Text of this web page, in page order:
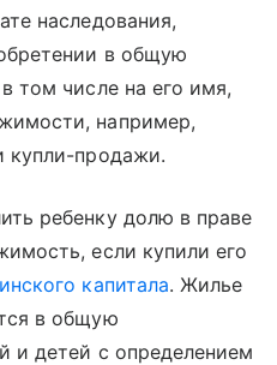
наследования,
в общую
том числе на его имя,
например,
купли-продажи.
ребенку долю в праве
если купили его
капитала. Жилье
в общую
и детей с определением